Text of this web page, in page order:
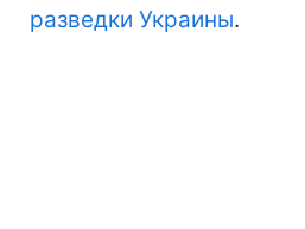
разведки Украины.